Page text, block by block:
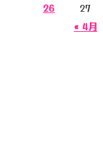
« 4月
26
27